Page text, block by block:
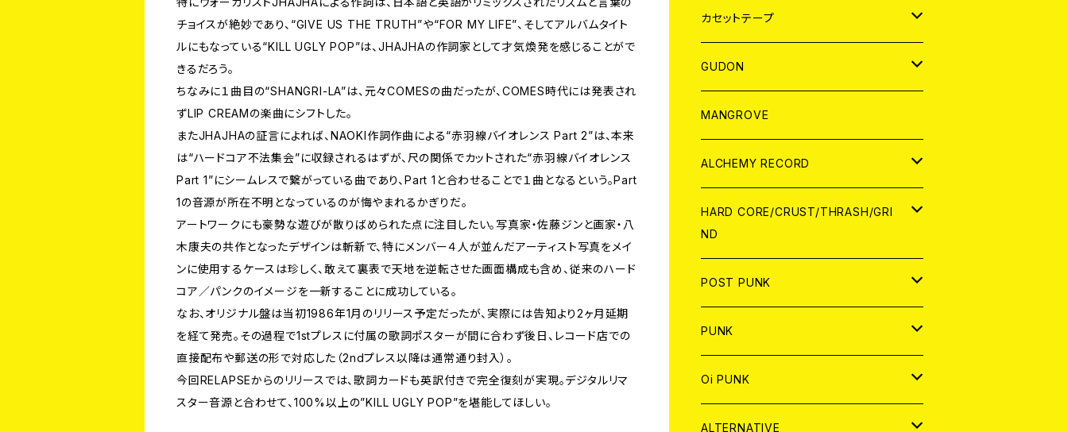
チョイスが絶妙であり、“GIVE US THE TRUTH”や“FOR MY LIFE”、そしてアルバムタイト
ルにもなっている“KILL UGLY POP”は、JHAJHAの作詞家として才気煥発を感じることがで
きるだろう。
ちなみに１曲目の“SHANGRI-LA”は、元々COMESの曲だったが、COMES時代には発表され
ずLIP CREAMの楽曲にシフトした。
またJHAJHAの証言によれば、NAOKI作詞作曲による“赤羽線バイオレンス Part 2”は、本来
は“ハードコア不法集会”に収録されるはずが、尺の関係でカットされた“赤羽線バイオレンス
Part 1”にシームレスで繋がっている曲であり、Part 1と合わせることで１曲となるという。Part
1の音源が所在不明となっているのが悔やまれるかぎりだ。
アートワークにも豪勢な遊びが散りばめられた点に注目したい。写真家・佐藤ジンと画家・八
木康夫の共作となったデザインは斬新で、特にメンバー４人が並んだアーティスト写真をメイ
ンに使用するケースは珍しく、敢えて裏表で天地を逆転させた画面構成も含め、従来のハード
コア／パンクのイメージを一新することに成功している。
なお、オリジナル盤は当初1986年1月のリリース予定だったが、実際には告知より2ヶ月延期
を経て発売。その過程で1stプレスに付属の歌詞ポスターが間に合わず後日、レコード店での
直接配布や郵送の形で対応した（2ndプレス以降は通常通り封入）。
今回RELAPSEからのリリースでは、歌詞カードも英訳付きで完全復刻が実現。デジタルリマ
スター音源と合わせて、100%以上の”KILL UGLY POP”を堪能してほしい。
BADGE
JAPAN
WORLD
カセットテープ
JAPAN
WORLD
GUDON
アパレル
PATCH
アナログ
DIGITAL CONTENTS
MANGROVE
ALCHEMY RECORD
CD
ANALOG
HARD CORE/CRUST/THRASH/GRI
ND
JAPAN
CD
ANALOG
WORLD
CD
ANALOG
POST PUNK
CD
JAPAN
WORLD
ANALOG
JAPAN
PUNK
JAPAN
CD
WORLD
Oi PUNK
JAPAN
ALTERNATIVE